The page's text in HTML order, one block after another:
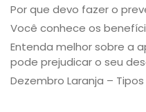
Por que devo fazer o
Você conhece os
Entenda melhor sobre a
pode prejudicar o seu
Dezembro Laranja –